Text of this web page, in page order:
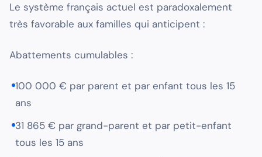
Le système français actuel est paradoxalement
très favorable aux familles qui anticipent :
Abattements cumulables :
100 000 € par parent et par enfant tous les 15
ans
31 865 € par grand-parent et par petit-enfant
tous les 15 ans